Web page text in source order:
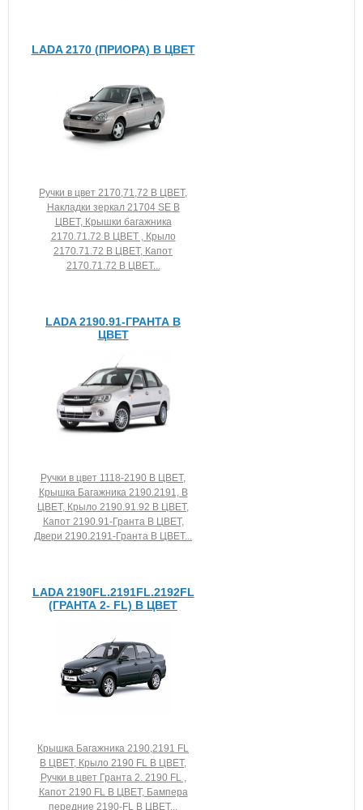
LADA 2170 (ПРИОРА) В ЦВЕТ
Ручки в цвет 2170,71,72 В ЦВЕТ,
Накладки зеркал 21704 SE В
ЦВЕТ, Крышки багажника
2170.71.72 В ЦВЕТ , Крыло
2170.71.72 В ЦВЕТ, Капот
2170.71.72 В ЦВЕТ...
LADA 2190.91-ГРАНТА В
ЦВЕТ
Ручки в цвет 1118-2190 В ЦВЕТ,
Крышка Багажника 2190.2191, В
ЦВЕТ, Крыло 2190.91.92 В ЦВЕТ,
Капот 2190.91-Гранта В ЦВЕТ,
Двери 2190.2191-Гранта В ЦВЕТ...
LADA 2190FL.2191FL.2192FL
(ГРАНТА 2- FL) В ЦВЕТ
Крышка Багажника 2190,2191 FL
В ЦВЕТ, Крыло 2190 FL В ЦВЕТ,
Ручки в цвет Гранта 2. 2190 FL ,
Капот 2190 FL В ЦВЕТ, Бампера
передние 2190-FL В ЦВЕТ...